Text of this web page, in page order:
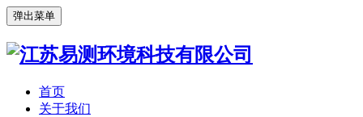
弹出菜单
首页
关于我们